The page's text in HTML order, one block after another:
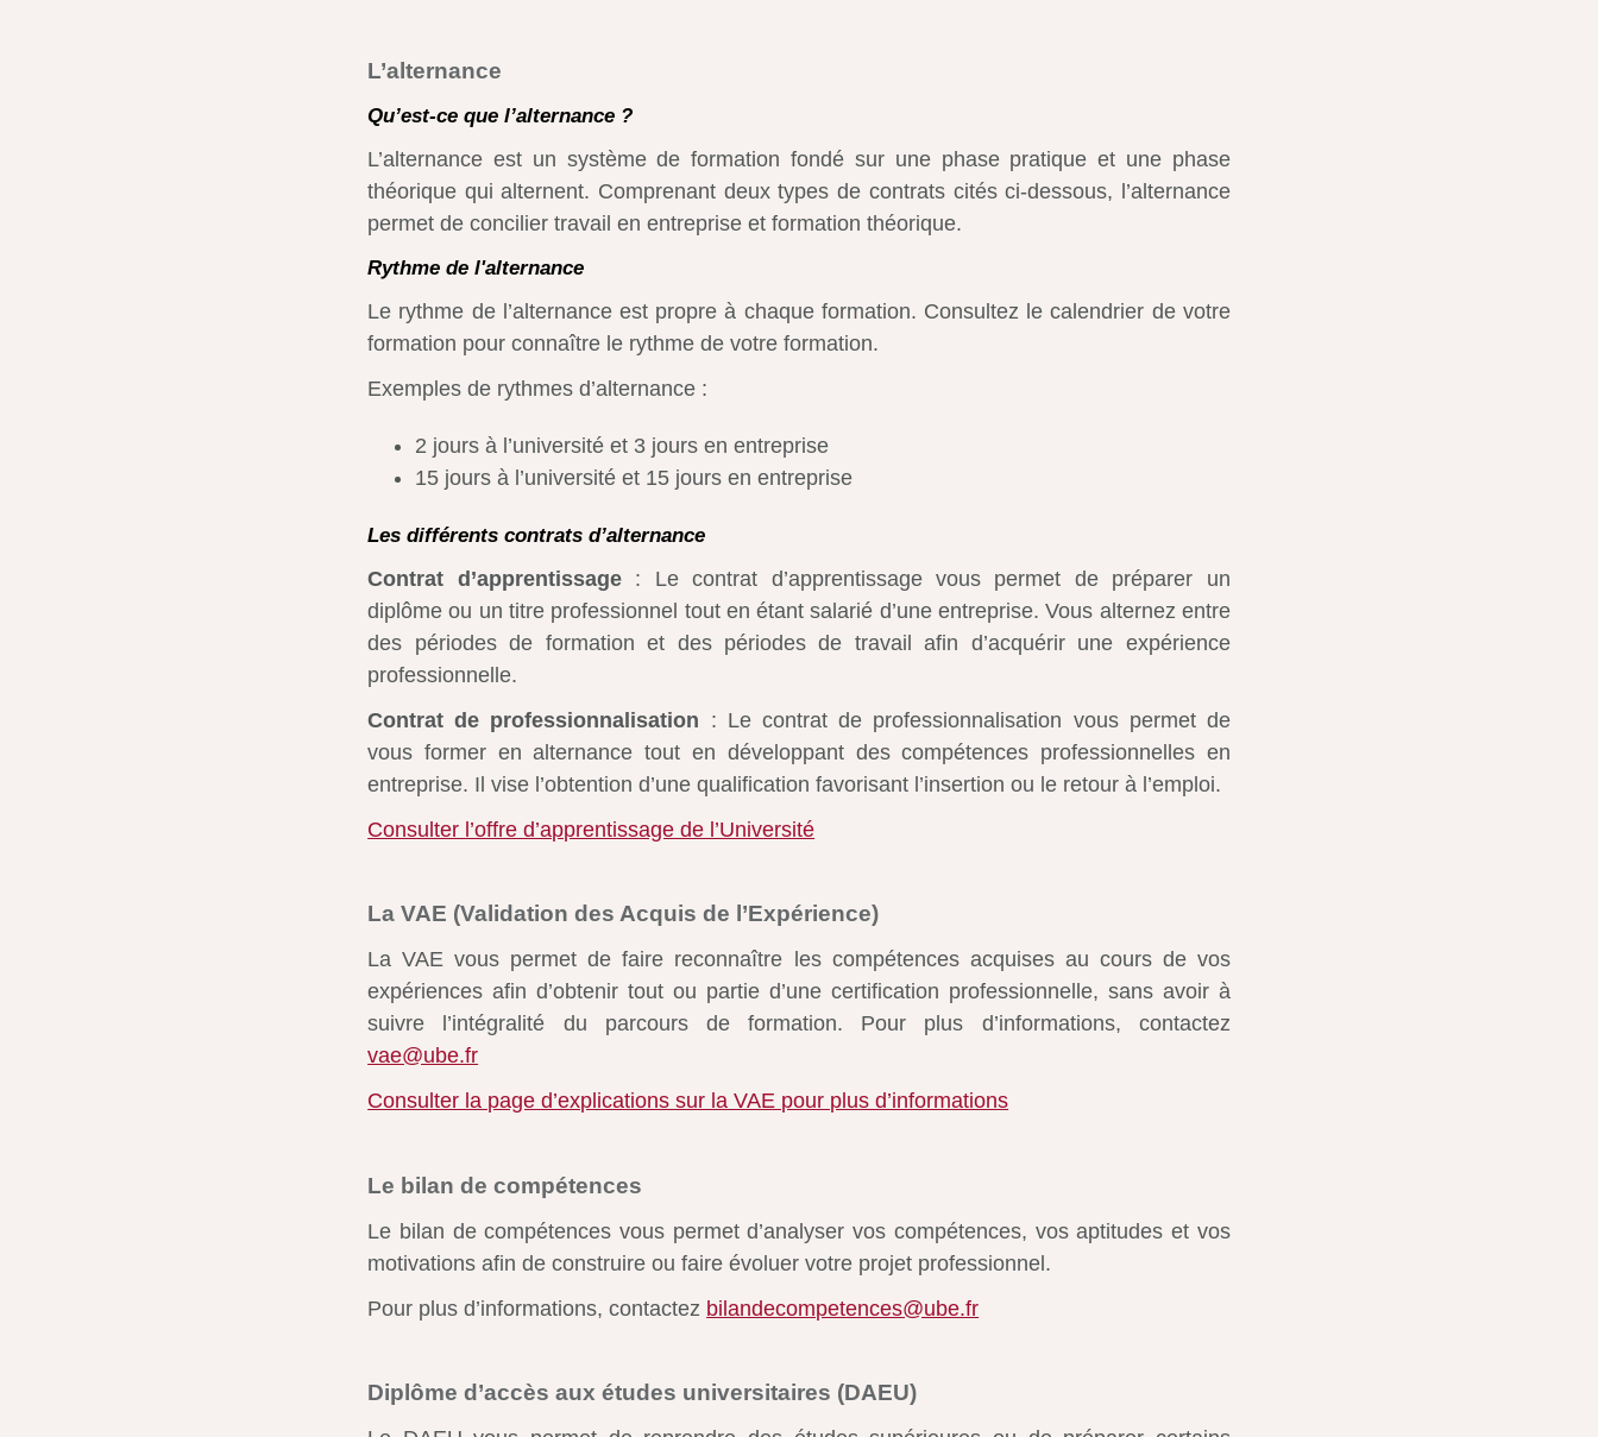
L’alternance
Qu’est-ce que l’alternance ?
L’alternance est un système de formation fondé sur une phase pratique et une phase
théorique qui alternent. Comprenant deux types de contrats cités ci-dessous, l’alternance
permet de concilier travail en entreprise et formation théorique.
Rythme de l'alternance
Le rythme de l’alternance est propre à chaque formation. Consultez le calendrier de votre
formation pour connaître le rythme de votre formation.
Exemples de rythmes d’alternance :
2 jours à l’université et 3 jours en entreprise
15 jours à l’université et 15 jours en entreprise
Les différents contrats d’alternance
Contrat d’apprentissage: Le contrat d’apprentissage vous permet de préparer un
diplôme ou un titre professionnel tout en étant salarié d’une entreprise. Vous alternez entre
des périodes de formation et des périodes de travail afin d’acquérir une expérience
professionnelle.
Contrat de professionnalisation : Le contrat de professionnalisation vous permet de
vous former en alternance tout en développant des compétences professionnelles en
entreprise. Il vise l’obtention d’une qualification favorisant l’insertion ou le retour à l’emploi.
Consulter l’offre d’apprentissage de l’Université
La VAE (Validation des Acquis de l’Expérience)
La VAE vous permet de faire reconnaître les compétences acquises au cours de vos
expériences afin d’obtenir tout ou partie d’une certification professionnelle, sans avoir à
suivre l’intégralité du parcours de formation. Pour plus d’informations, contactez
vae@ube.fr
Consulter la page d’explications sur la VAE pour plus d’informations
Le bilan de compétences
Le bilan de compétences vous permet d’analyser vos compétences, vos aptitudes et vos
motivations afin de construire ou faire évoluer votre projet professionnel.
Pour plus d’informations, contactez bilandecompetences@ube.fr
Diplôme d’accès aux études universitaires (DAEU)